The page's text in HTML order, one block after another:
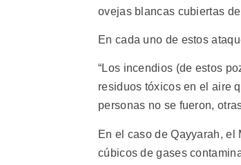
ovejas blancas cubiertas
En cada uno de estos
“Los incendios (de estos
residuos tóxicos en el aire
personas no se fueron,
En el caso de Qayyarah,
cúbicos de gases